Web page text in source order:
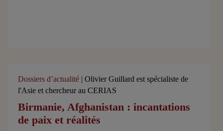
Dossiers d’actualité | Olivier Guillard est spécialiste de
l'Asie et chercheur au CERIAS
Birmanie, Afghanistan : incantations
de paix et réalités